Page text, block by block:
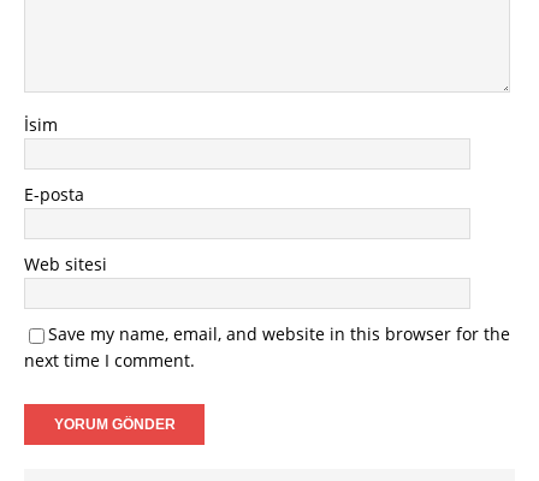
İsim
E-posta
Web sitesi
Save my name, email, and website in this browser for the
next time I comment.